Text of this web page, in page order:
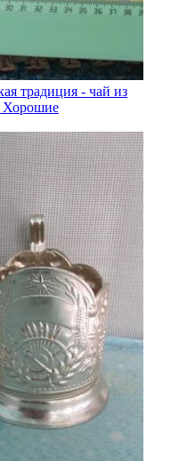
традиция - чай из
Хорошие